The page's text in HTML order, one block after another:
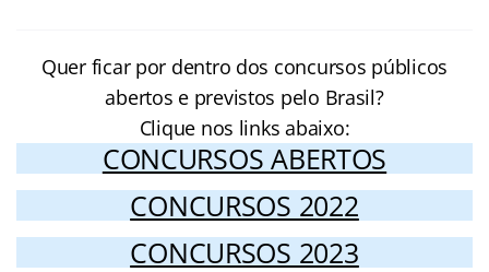
Quer ficar por dentro dos concursos públicos
abertos e previstos pelo Brasil?
Clique nos links abaixo:
CONCURSOS ABERTOS
CONCURSOS 2022
CONCURSOS 2023